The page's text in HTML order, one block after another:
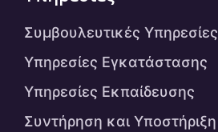
Συμβουλευτικές Υπηρεσίες
Υπηρεσίες Εγκατάστασης
Υπηρεσίες Εκπαίδευσης
Συντήρηση και Υποστήριξη